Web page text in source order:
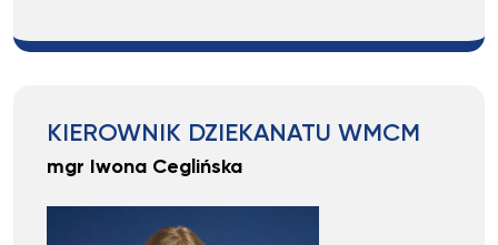
KIEROWNIK DZIEKANATU WMCM
mgr Iwona Ceglińska